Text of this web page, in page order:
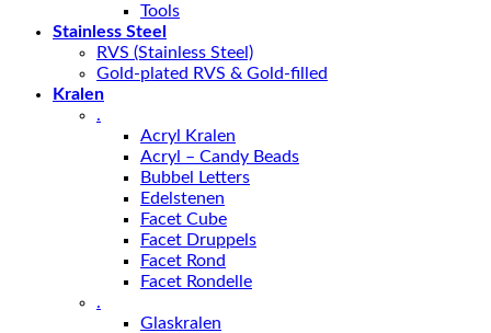
Tools
Stainless Steel
RVS (Stainless Steel)
Gold-plated RVS & Gold-filled
Kralen
.
Acryl Kralen
Acryl – Candy Beads
Bubbel Letters
Edelstenen
Facet Cube
Facet Druppels
Facet Rond
Facet Rondelle
.
Glaskralen